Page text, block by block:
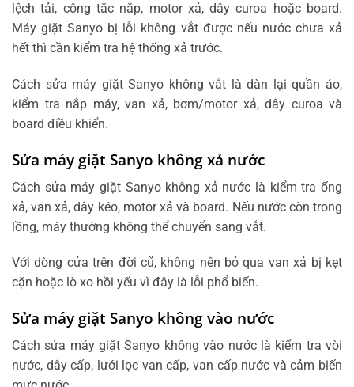
lệch tải, công tắc nắp, motor xả, dây curoa hoặc board.
Máy giặt Sanyo bị lỗi không vắt được nếu nước chưa xả
hết thì cần kiểm tra hệ thống xả trước.
Cách sửa máy giặt Sanyo không vắt là dàn lại quần áo,
kiểm tra nắp máy, van xả, bơm/motor xả, dây curoa và
board điều khiển.
Sửa máy giặt Sanyo không xả nước
Cách sửa máy giặt Sanyo không xả nước là kiểm tra ống
xả, van xả, dây kéo, motor xả và board. Nếu nước còn trong
lồng, máy thường không thể chuyển sang vắt.
Với dòng cửa trên đời cũ, không nên bỏ qua van xả bị kẹt
cặn hoặc lò xo hồi yếu vì đây là lỗi phổ biến.
Sửa máy giặt Sanyo không vào nước
Cách sửa máy giặt Sanyo không vào nước là kiểm tra vòi
nước, dây cấp, lưới lọc van cấp, van cấp nước và cảm biến